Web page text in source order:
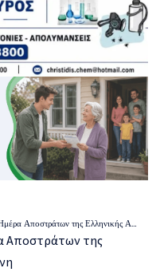
της Ελληνικής Αστυνομίας στην Κοζάνη